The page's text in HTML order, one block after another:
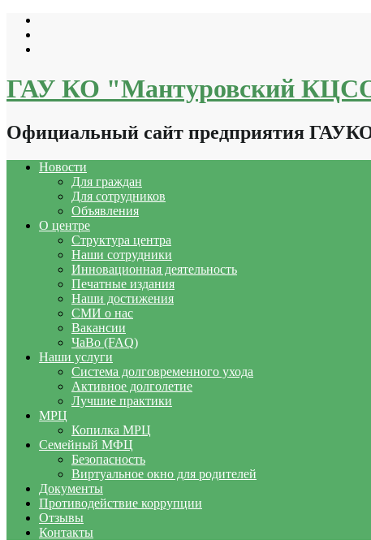
Перейти
содержимому
ГАУ КО "Мантуровский
Официальный сайт предприятия
Новости
Для граждан
Для сотрудников
Объявления
О центре
Структура центра
Наши сотрудники
Инновационная деятельность
Печатные издания
Наши достижения
СМИ о нас
Вакансии
ЧаВо (FAQ)
Наши услуги
Система долговременного ухода
Активное долголетие
Лучшие практики
МРЦ
Копилка МРЦ
Семейный МФЦ
Безопасность
Виртуальное окно для родителей
Документы
Противодействие коррупции
Отзывы
Контакты